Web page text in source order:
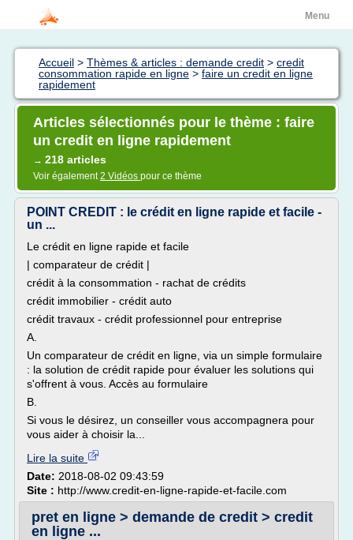
Menu
Accueil > Thèmes & articles : demande credit > credit
consommation rapide en ligne > faire un credit en ligne
rapidement
Articles sélectionnés pour le thème : faire
un credit en ligne rapidement
→ 218 articles
Voir également2 Vidéos pour ce thème
POINT CREDIT : le crédit en ligne rapide et facile -
un ...
Le crédit en ligne rapide et facile
| comparateur de crédit |
crédit à la consommation - rachat de crédits
crédit immobilier - crédit auto
crédit travaux - crédit professionnel pour entreprise
A.
Un comparateur de crédit en ligne, via un simple formulaire
: la solution de crédit rapide pour évaluer les solutions qui
s'offrent à vous. Accès au formulaire
B.
Si vous le désirez, un conseiller vous accompagnera pour
vous aider à choisir la...
Lire la suite
Date: 2018-08-02 09:43:59
Site : http://www.credit-en-ligne-rapide-et-facile.com
pret en ligne > demande de credit > credit
en ligne ...